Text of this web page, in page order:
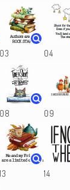
03 04
08 09
13 14